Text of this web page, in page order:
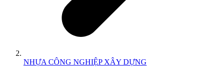
NHỰA CÔNG NGHIỆP XÂY DỰNG